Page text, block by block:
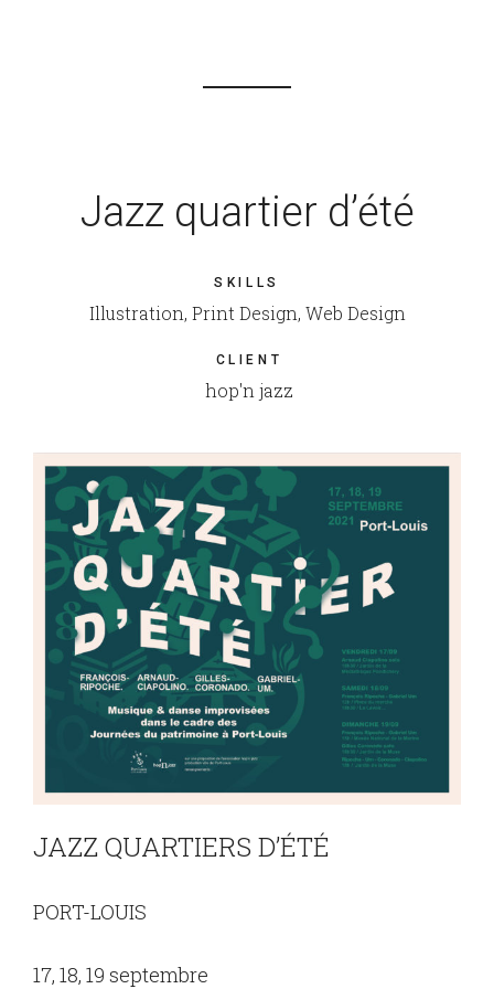
Jazz quartier d’été
SKILLS
Illustration, Print Design, Web Design
CLIENT
hop'n jazz
JAZZ QUARTIERS D’ÉTÉ
PORT-LOUIS
17, 18, 19 septembre